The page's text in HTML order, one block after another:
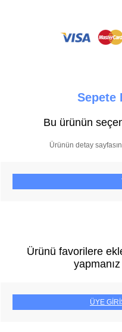
Sepete
Bu ürünün
Ürünün detay
Ürünü favorilere
ÜYE